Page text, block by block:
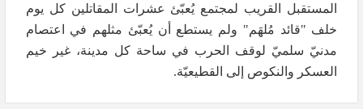
المستقبل القريب لمجتمع يُعبّئ عشرات المقاتلين كل يوم
خلف "قائد مُلهَم" ولم يستطع أن يُعبّئ مثلهم في اعتصام
مدنيّ سلميّ لوقف الحرب في ساحة كل مدينة، غير خيم
العسكر والنكوص إلى القطيعيّة.